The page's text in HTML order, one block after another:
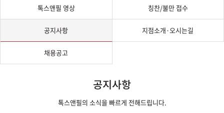
톡스앤필 영상 칭찬/불만 접수
공지사항 지점소개·오시는길
채용공고
공지사항
톡스앤필의 소식을 빠르게 전해드립니다.